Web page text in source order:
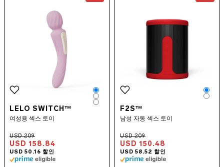
LELO SWITCH™
여성용 섹스 토이
USD 158.84
Color
Color
Color F2S™
남성 자동 섹스 토이
USD 150.48